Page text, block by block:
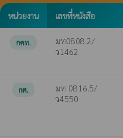
หน่วยงาน เลขที่หนังสือ
กคท.
มท0808.2/
ว1462
กศ.
มท 0816.5/
ว4550